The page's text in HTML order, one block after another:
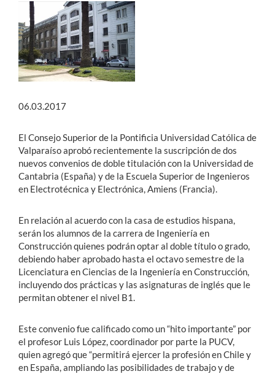
English
06.03.2017
El Consejo Superior de la Pontificia Universidad Católica de
Valparaíso aprobó recientemente la suscripción de dos
nuevos convenios de doble titulación con la Universidad de
Cantabria (España) y de la Escuela Superior de Ingenieros
en Electrotécnica y Electrónica, Amiens (Francia).
En relación al acuerdo con la casa de estudios hispana,
serán los alumnos de la carrera de Ingeniería en
Construcción quienes podrán optar al doble título o grado,
debiendo haber aprobado hasta el octavo semestre de la
Licenciatura en Ciencias de la Ingeniería en Construcción,
incluyendo dos prácticas y las asignaturas de inglés que le
permitan obtener el nivel B1.
Este convenio fue calificado como un “hito importante” por
el profesor Luis López, coordinador por parte la PUCV,
quien agregó que “permitirá ejercer la profesión en Chile y
en España, ampliando las posibilidades de trabajo y de